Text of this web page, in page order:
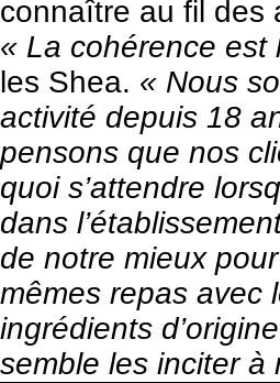
connaître au fil des
« La cohérence est
les Shea. « Nous
activité depuis 18
pensons que nos
quoi s’attendre
dans
de notre mieux
mêmes repas avec
ingrédients
semble les inciter à